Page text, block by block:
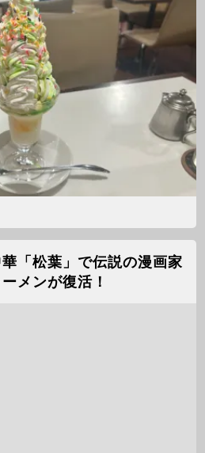
「松葉」で伝説の漫画家
メンが復活！